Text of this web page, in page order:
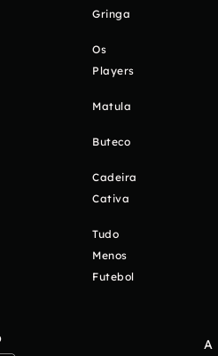
Gringa
Os
Players
Matula
Buteco
Cadeira
Cativa
Tudo
Menos
Futebol
A